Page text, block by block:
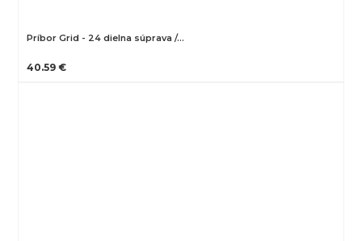
Príbor Grid - 24 dielna súprava /…
40.59 €